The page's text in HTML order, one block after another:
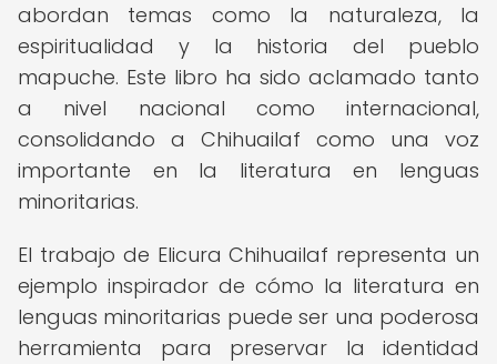
abordan temas como la naturaleza, la
espiritualidad y la historia del pueblo
mapuche. Este libro ha sido aclamado tanto
a nivel nacional como internacional,
consolidando a Chihuailaf como una voz
importante en la literatura en lenguas
minoritarias.
El trabajo de Elicura Chihuailaf representa un
ejemplo inspirador de cómo la literatura en
lenguas minoritarias puede ser una poderosa
herramienta para preservar la identidad